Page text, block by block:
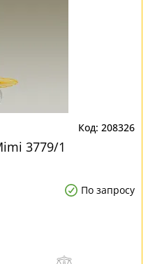
208326
3779/1
По запросу